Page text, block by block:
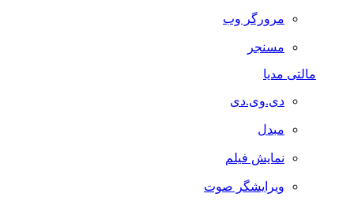
مرورگر وب
مسنجر
مالتی مدیا
دی.وی.دی
مبدل
نمایش فیلم
ویرایشگر صوت